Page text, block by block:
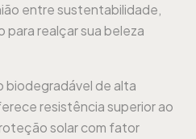
entre sustentabilidade,
realçar sua beleza
de alta
resistência superior ao
solar com fator